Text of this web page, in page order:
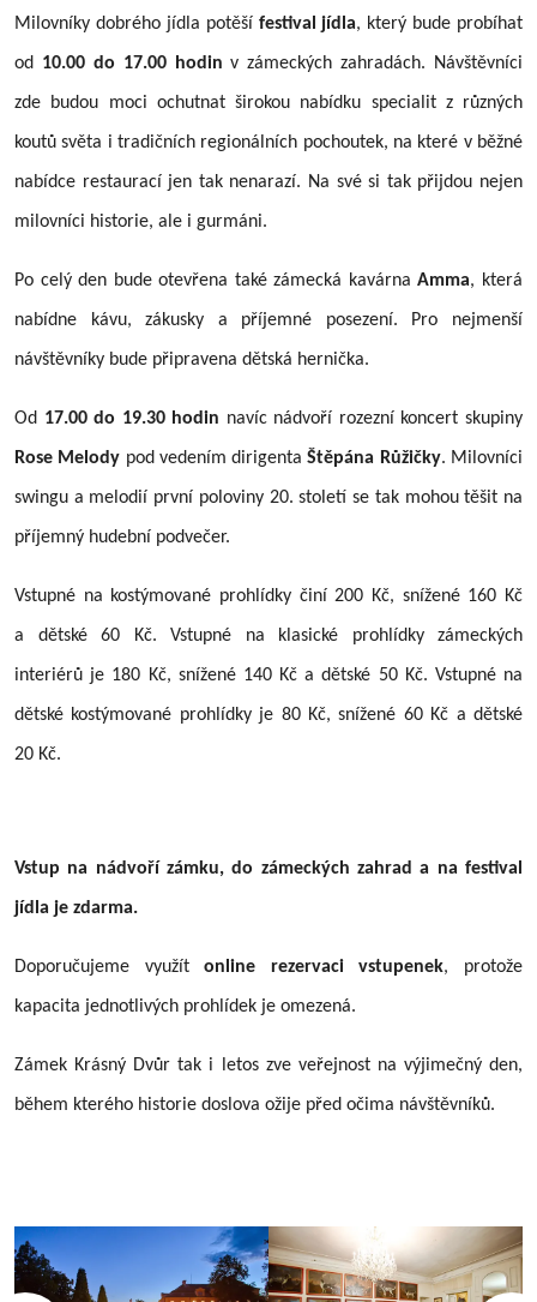
Milovníky dobrého jídla potěší festival jídla, který bude probíhat
od 10.00 do 17.00 hodin v zámeckých zahradách. Návštěvníci
zde budou moci ochutnat širokou nabídku specialit z různých
koutů světa i tradičních regionálních pochoutek, na které v běžné
nabídce restaurací jen tak nenarazí. Na své si tak přijdou nejen
milovníci historie, ale i gurmáni.
Po celý den bude otevřena také zámecká kavárnaAmma, která
nabídne kávu, zákusky a příjemné posezení. Pro nejmenší
návštěvníky bude připravena dětská hernička.
Od 17.00 do 19.30 hodin navíc nádvoří rozezní koncert skupiny
Rose Melody pod vedením dirigentaŠtěpána Růžičky. Milovníci
swingu a melodií první poloviny 20. století se tak mohou těšit na
příjemný hudební podvečer.
Vstupné na kostýmované prohlídky činí 200 Kč, snížené 160 Kč
a dětské 60 Kč. Vstupné na klasické prohlídky zámeckých
interiérů je 180 Kč, snížené 140 Kč a dětské 50 Kč. Vstupné na
dětské kostýmované prohlídky je 80 Kč, snížené 60 Kč a dětské
20 Kč.
Vstup na nádvoří zámku, do zámeckých zahrad a na festival
jídla je zdarma.
Doporučujeme využítonline rezervaci vstupenek, protože
kapacita jednotlivých prohlídek je omezená.
Zámek Krásný Dvůr tak i letos zve veřejnost na výjimečný den,
během kterého historie doslova ožije před očima návštěvníků.